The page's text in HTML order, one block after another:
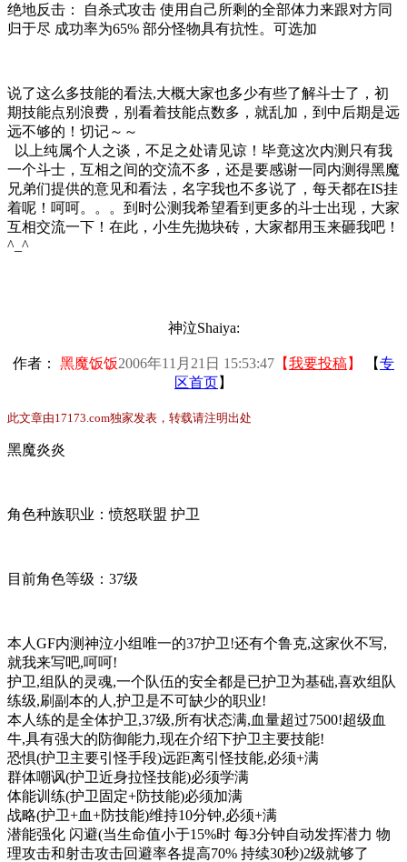
绝地反击： 自杀式攻击 使用自己所剩的全部体力来跟对方同
归于尽 成功率为65% 部分怪物具有抗性。可选加
说了这么多技能的看法,大概大家也多少有些了解斗士了，初
期技能点别浪费，别看着技能点数多，就乱加，到中后期是远
远不够的！切记～～
以上纯属个人之谈，不足之处请见谅！毕竟这次内测只有我
一个斗士，互相之间的交流不多，还是要感谢一同内测得黑魔
兄弟们提供的意见和看法，名字我也不多说了，每天都在IS挂
着呢！呵呵。。。到时公测我希望看到更多的斗士出现，大家
互相交流一下！在此，小生先抛块砖，大家都用玉来砸我吧！
^_^
神泣Shaiya:
作者： 黑魔饭饭2006年11月21日 15:53:47 【我要投稿】 【专
区首页】
此文章由17173.com独家发表，转载请注明出处
黑魔炎炎
角色种族职业：愤怒联盟 护卫
目前角色等级：37级
本人GF内测神泣小组唯一的37护卫!还有个鲁克,这家伙不写,
就我来写吧,呵呵!
护卫,组队的灵魂,一个队伍的安全都是已护卫为基础,喜欢组队
练级,刷副本的人,护卫是不可缺少的职业!
本人练的是全体护卫,37级,所有状态满,血量超过7500!超级血
牛,具有强大的防御能力,现在介绍下护卫主要技能!
恐惧(护卫主要引怪手段)远距离引怪技能,必须+满
群体嘲讽(护卫近身拉怪技能)必须学满
体能训练(护卫固定+防技能)必须加满
战略(护卫+血+防技能)维持10分钟,必须+满
潜能强化 闪避(当生命值小于15%时 每3分钟自动发挥潜力 物
理攻击和射击攻击回避率各提高70% 持续30秒)2级就够了